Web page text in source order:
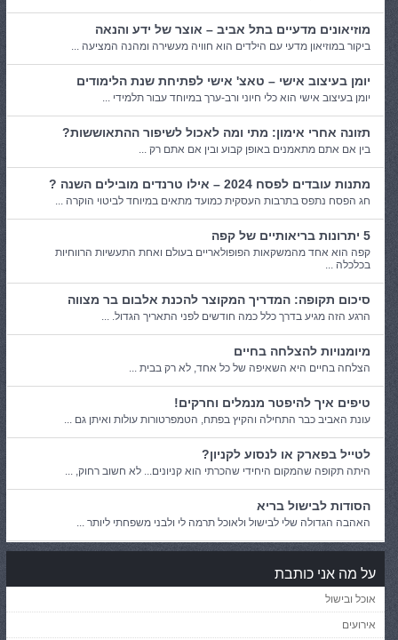
מוזיאונים מדעיים בתל אביב – אוצר של ידע והנאה
ביקור במוזיאון מדעי עם הילדים הוא חוויה מעשירה ומהנה המציעה ...
יומן בעיצוב אישי – טאצ' אישי לפתיחת שנת הלימודים
יומן בעיצוב אישי הוא כלי חיוני ורב-ערך במיוחד עבור תלמידי ...
תזונה אחרי אימון: מתי ומה לאכול לשיפור ההתאוששות?
בין אם אתם מתאמנים באופן קבוע ובין אם אתם רק ...
מתנות עובדים לפסח 2024 – אילו טרנדים מובילים השנה ?
חג הפסח נתפס בתרבות העסקית כמועד מתאים במיוחד לביטוי הוקרה ...
5 יתרונות בריאותיים של קפה
קפה הוא אחד מהמשקאות הפופולאריים בעולם ואחת התעשיות הרווחיות
בכלכלה ...
סיכום תקופה: המדריך המקוצר להכנת אלבום בר מצווה
הרגע הזה מגיע בדרך כלל כמה חודשים לפני התאריך הגדול. ...
מיומנויות להצלחה בחיים
הצלחה בחיים היא השאיפה של כל אחד, לא רק בבית ...
טיפים איך להיפטר מנמלים וחרקים!
עונת האביב כבר התחילה והקיץ בפתח, הטמפרטורות עולות ואיתן גם ...
לטייל בפארק או לנסוע לקניון?
היתה תקופה שהמקום היחידי שהכרתי הוא קניונים... לא חשוב רחוק, ...
הסודות לבישול בריא
האהבה הגדולה שלי לבישול ולאוכל תרמה לי ולבני משפחתי ליותר ...
על מה אני כותבת
אוכל ובישול
אירועים